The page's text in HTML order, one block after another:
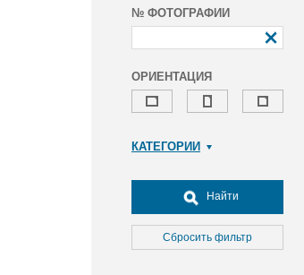
№ ФОТОГРАФИИ
ОРИЕНТАЦИЯ
КАТЕГОРИИ
Досуг, туризм и отдых
Культура
Медицина
Найти
Сбросить фильтр